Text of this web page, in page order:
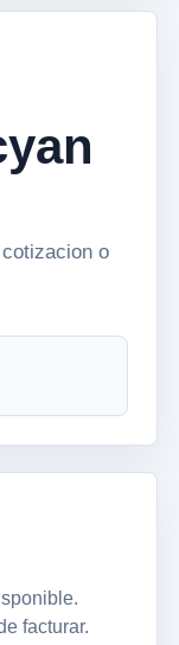
o
facturar.